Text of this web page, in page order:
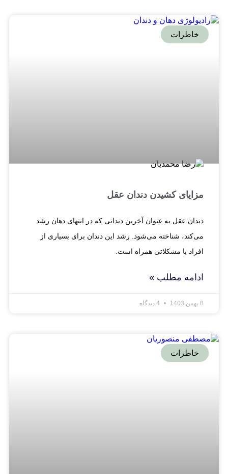
خاطرات
مزایای کشیدن دندان عقل
دندان عقل به عنوان آخرین دندانی که در انتهای دهان رشد
می‌کند، شناخته می‌شود. رشد این دندان برای بسیاری از
افراد با مشکلاتی همراه است.
ادامه مطلب »
4 دیدگاه
خاطرات